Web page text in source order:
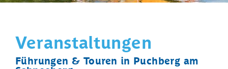
Veranstaltungen
Führungen & Touren in Puchberg am